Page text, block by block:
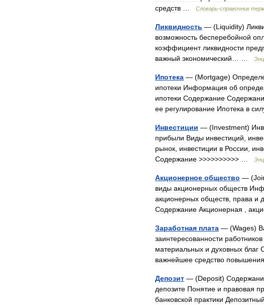
средств
Словарь-справочник
Ликвидность — (Liquidity)
возможность бесперебойной
коэффициент ликвидности
важный экономический
Ипотека — (Mortgage)
ипотеки Информация об
ипотеки Содержание
ее регулирование Ипотека в
Инвестиции — (Investment)
прибыли Виды инвестиций
рынок инвестиции в России
Содержание >>>>>>>>>> …
Акционерное общество — (
виды акционерных обществ
акционерных обществ права и
Содержание Акционерная
Заработная плата — (Wages)
заинтересованности работников
материальных и духовных благ
важнейшее средство повышения
Депозит — (Deposit)
депозите Понятие и правовая
банковской практики Депозитный